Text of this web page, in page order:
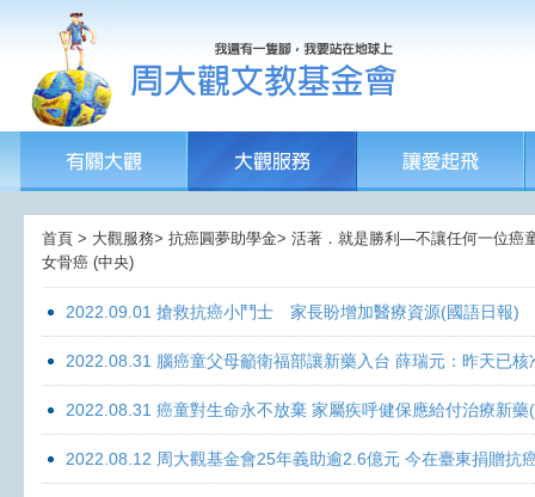
首頁 > 大觀服務> 抗癌圓夢助學金> 活著．就是勝利—不讓任何一位癌
女骨癌 (中央)
2022.09.01 搶救抗癌小鬥士 家長盼增加醫療資源(國語日報)
2022.08.31 腦癌童父母籲衛福部讓新藥入台 薛瑞元：昨天已
2022.08.31 癌童對生命永不放棄 家屬疾呼健保應給付治療新藥
2022.08.12 周大觀基金會25年義助逾2.6億元 今在臺東捐贈抗